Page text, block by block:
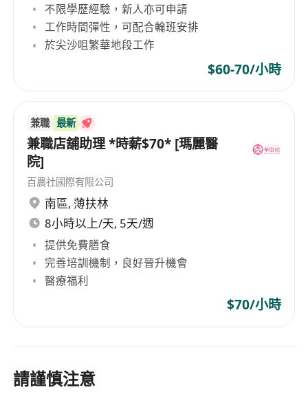
不限學歷經驗，新人亦可申請
工作時間彈性，可配合輪班安排
於尖沙咀繁華地段工作
$60-70/小時
兼職 最新
兼職店舖助理 *時薪$70* [瑪麗醫
院]
百農社國際有限公司
南區, 薄扶林
8小時以上/天, 5天/週
提供免費膳食
完善培訓機制，良好晉升機會
醫療福利
$70/小時
請謹慎注意